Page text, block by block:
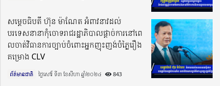
សម្តេចធិបតី ហ៊ុន ម៉ាណែត អំពាវនាវដល់
បរទេសនានាកុំចោទរាជរដ្ឋាភិបាលផ្តាច់ការនៅពេ
លចាត់វិធានការច្បាប់ចំពោះអ្នកញុះញង់បំភ្លៃរឿង
គម្រោង CLV
ព័ត៌មានជាតិ ថ្ងៃសៅរ៍ ទី៣ ខែសីហា ឆ្នាំ២០២៤​ 843